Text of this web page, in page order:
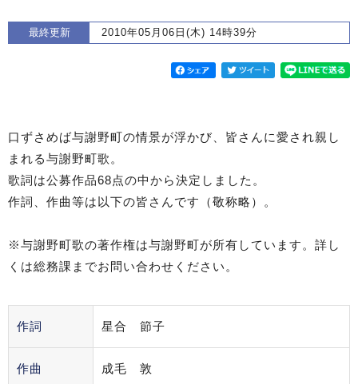
最終更新 2010年05月06日(木) 14時39分
口ずさめば与謝野町の情景が浮かび、皆さんに愛され親し
まれる与謝野町歌。
歌詞は公募作品68点の中から決定しました。
作詞、作曲等は以下の皆さんです（敬称略）。
※与謝野町歌の著作権は与謝野町が所有しています。詳し
くは総務課までお問い合わせください。
作詞 星合 節子
作曲 成毛 敦